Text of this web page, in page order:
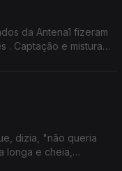
da Antena1 fizeram
. Captação e mistura
dizia, "não queria
longa e cheia,